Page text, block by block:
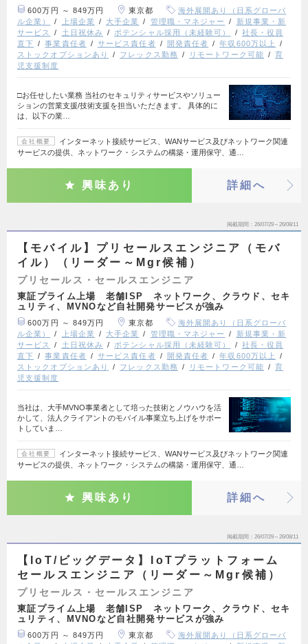
600万円 ～ 849万円 東京都
海外展開あり（日系グローバ
ル企業）
上場企業 大手企業 管理職・マネジャー
新規事業・新
サービス
土日祝休み ポテンシャル採用（未経験可）
社長・役員
直下
事業責任者 サービス責任者 開発責任者
年収600万以上
ストックオプションあり
フレックス勤務 リモートワーク可能
育
児支援制度
□お任せしたい業務 当社のセキュリティサービスやソリュー
ションの営業支援/技術支援を担当いただきます。 具体的に
は、以下の業…
会社概要
インターネット接続サービス、WANサービス及びネットワーク関連
サービスの提供、ネットワーク・システムの構築・運用保守、通…
興味あり 詳細へ
掲載期間 26/07/29～26/08/11
【モバイル】プリセールスエンジニア（モバ
イル）（リーダー～Mgr候補）
プリセールス・セールスエンジニア
東証プライム上場 老舗ISP ネットワーク、クラウド、セキ
ュリティ、MVNOなど自社開発サービスが強み
600万円 ～ 849万円 東京都
海外展開あり（日系グローバ
ル企業）
上場企業 大手企業 管理職・マネジャー
新規事業・新
サービス
土日祝休み ポテンシャル採用（未経験可）
社長・役員
直下
事業責任者 サービス責任者 開発責任者
年収600万以上
ストックオプションあり
フレックス勤務 リモートワーク可能
育
児支援制度
当社は、大手MVNO事業者として培った技術とノウハウを活
かして、法人クライアントのモバイル事業立ち上げをサポー
トしていま…
会社概要
インターネット接続サービス、WANサービス及びネットワーク関連
サービスの提供、ネットワーク・システムの構築・運用保守、通…
興味あり 詳細へ
掲載期間 26/07/29～26/08/11
【IoT/ビッグデータ】IoTプラットフォーム
セールスエンジニア（リーダー～Mgr候補）
プリセールス・セールスエンジニア
東証プライム上場 老舗ISP ネットワーク、クラウド、セキ
ュリティ、MVNOなど自社開発サービスが強み
600万円 ～ 849万円 東京都
海外展開あり（日系グローバ